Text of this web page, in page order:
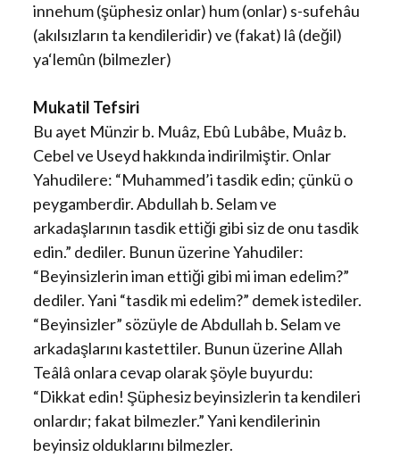
innehum (şüphesiz onlar) hum (onlar) s-sufehâu
(akılsızların ta kendileridir) ve (fakat) lâ (değil)
ya‘lemûn (bilmezler)
Mukatil Tefsiri
Bu ayet Münzir b. Muâz, Ebû Lubâbe, Muâz b.
Cebel ve Useyd hakkında indirilmiştir. Onlar
Yahudilere: “Muhammed’i tasdik edin; çünkü o
peygamberdir. Abdullah b. Selam ve
arkadaşlarının tasdik ettiği gibi siz de onu tasdik
edin.” dediler. Bunun üzerine Yahudiler:
“Beyinsizlerin iman ettiği gibi mi iman edelim?”
dediler. Yani “tasdik mi edelim?” demek istediler.
“Beyinsizler” sözüyle de Abdullah b. Selam ve
arkadaşlarını kastettiler. Bunun üzerine Allah
Teâlâ onlara cevap olarak şöyle buyurdu:
“Dikkat edin! Şüphesiz beyinsizlerin ta kendileri
onlardır; fakat bilmezler.” Yani kendilerinin
beyinsiz olduklarını bilmezler.